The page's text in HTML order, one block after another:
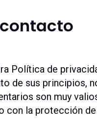
Política de
de sus principios,
son muy
con la protección